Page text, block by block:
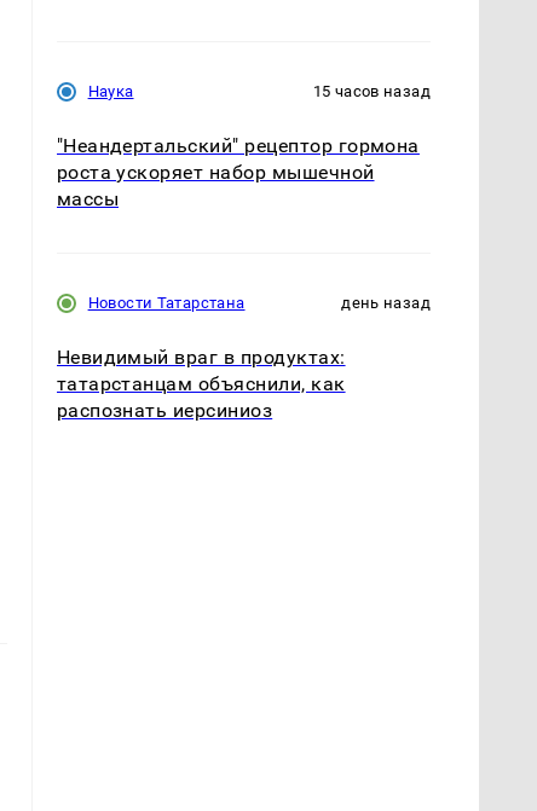
Наука 15 часов назад
"Неандертальский" рецептор гормона
роста ускоряет набор мышечной
массы
Новости Татарстана день назад
Невидимый враг в продуктах:
татарстанцам объяснили, как
распознать иерсиниоз